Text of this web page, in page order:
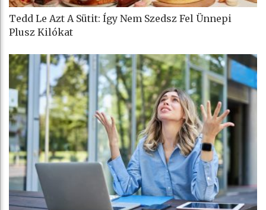
Tedd Le Azt A Sütit: Így Nem Szedsz Fel Ünnepi
Plusz Kilókat